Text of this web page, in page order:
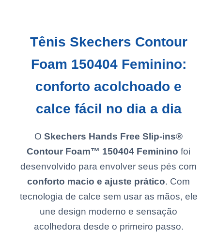
Tênis Skechers Contour
Foam 150404 Feminino:
conforto acolchoado e
calce fácil no dia a dia
O Skechers Hands Free Slip-ins®
Contour Foam™ 150404 Feminino foi
desenvolvido para envolver seus pés com
conforto macio e ajuste prático. Com
tecnologia de calce sem usar as mãos, ele
une design moderno e sensação
acolhedora desde o primeiro passo.